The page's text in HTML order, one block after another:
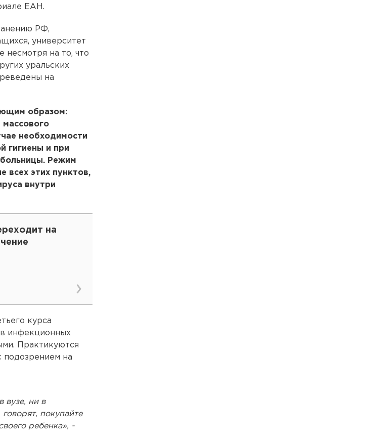
ЕАН.
РФ,
университет
несмотря на то, что
уральских
на
образом:
необходимости
гигиены и при
Режим
всех этих пунктов,
внутри
на
курса
в инфекционных
Практикуются
подозрением на
вузе, ни в
покупайте
ребенка», -